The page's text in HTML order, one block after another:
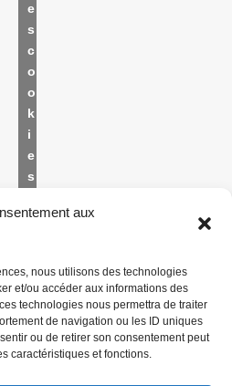
aux
nous utilisons des technologies
et/ou accéder aux informations des
technologies nous permettra de traiter
de navigation ou les ID uniques
ou de retirer son consentement peut
caractéristiques et fonctions.
e
s
c
o
o
k
i
e
s
a
e
t
i
n